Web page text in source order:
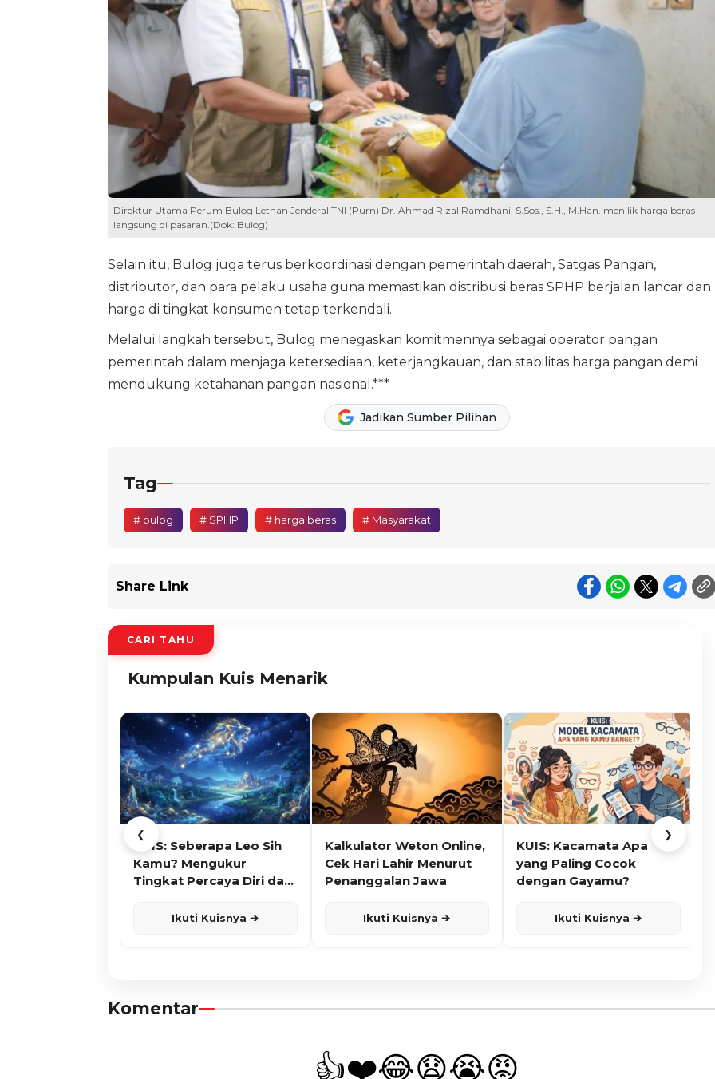
Direktur Utama Perum Bulog Letnan Jenderal TNI (Purn) Dr. Ahmad Rizal Ramdhani, S.Sos., S.H., M.Han. menilik harga beras
langsung di pasaran.(Dok: Bulog)
Selain itu, Bulog juga terus berkoordinasi dengan pemerintah daerah, Satgas Pangan,
distributor, dan para pelaku usaha guna memastikan distribusi beras SPHP berjalan lancar dan
harga di tingkat konsumen tetap terkendali.
Melalui langkah tersebut, Bulog menegaskan komitmennya sebagai operator pangan
pemerintah dalam menjaga ketersediaan, keterjangkauan, dan stabilitas harga pangan demi
mendukung ketahanan pangan nasional.***
Jadikan Sumber Pilihan
Tag
# bulog # SPHP # harga beras # Masyarakat
Share Link
CARI TAHU
Kumpulan Kuis Menarik
❮
KUIS: Seberapa Leo Sih
Kamu? Mengukur
Tingkat Percaya Diri dan
Ikuti Kuisnya ➔
Kalkulator Weton Online,
Cek Hari Lahir Menurut
Penanggalan Jawa
Ikuti Kuisnya ➔
KUIS: Kacamata Apa
yang Paling Cocok
dengan Gayamu?
Ikuti Kuisnya ➔
❯
Komentar
👍❤️😂😧😭😡